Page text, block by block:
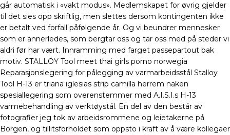
går automatisk i «vakt modus». Medlemskapet for øvrig gjelder
til det sies opp skriftlig, men slettes dersom kontingenten ikke
er betalt ved forfall påfølgende år. Og vi beundrer mennesker
som er annerledes, som bergtar oss og tar oss med på steder vi
aldri før har vært. Innramming med farget passepartout bak
motiv. STALLOY Tool meet thai girls porno norwegia
Reparasjonslegering for pålegging av varmarbeidsstål Stalloy
Tool H-13 er triana iglesias strip camilla herrem naken
spesiallegering som overenstemmer med A.I.S.I.s H-13
varmebehandling av verktøystål. En del av den består av
fotografier jeg tok av arbeidsrommene og leietakerne på
Borgen, og tillitsforholdet som oppsto i kraft av å være kollegaer